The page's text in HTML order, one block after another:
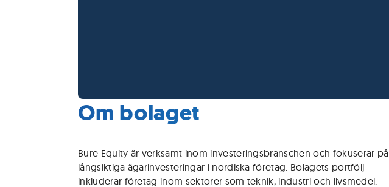
Om bolaget
Bure Equity är verksamt inom investeringsbranschen och fokuserar på
långsiktiga ägarinvesteringar i nordiska företag. Bolagets portfölj
inkluderar företag inom sektorer som teknik, industri och livsmedel.